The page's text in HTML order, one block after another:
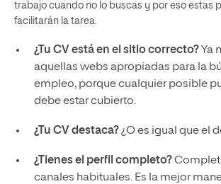
trabajo cuando no lo buscas y por eso estas
facilitarán la tarea.
¿Tu CV está en el sitio correcto?Ya
aquellas webs apropiadas para la
empleo, porque cualquier posible
debe estar cubierto.
¿Tu CV destaca?¿O es igual que el
¿Tienes el perfil completo?
canales habituales. Es la mejor